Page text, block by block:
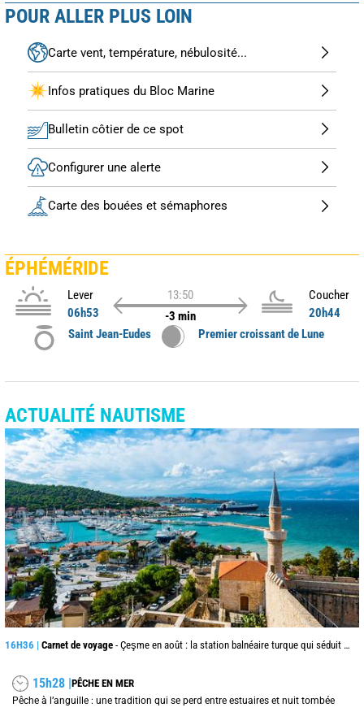
POUR ALLER PLUS LOIN
Carte vent, température, nébulosité...
Infos pratiques du Bloc Marine
Bulletin côtier de ce spot
Configurer une alerte
Carte des bouées et sémaphores
ÉPHÉMÉRIDE
Lever
06h53
13:50
-3 min
Coucher
20h44
Saint Jean-Eudes
Premier croissant de Lune
ACTUALITÉ NAUTISME
16H36 | Carnet de voyage - Çeşme en août : la station balnéaire turque qui séduit jusque de l’autre côté de la mer Égée
15h28 |PÊCHE EN MER
Pêche à l’anguille : une tradition qui se perd entre estuaires et nuit tombée